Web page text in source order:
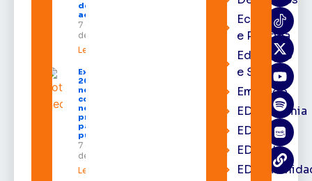
destinados
ao Amapá
7 de agosto
de 2026
Leia mais »
Expofeira
2026 começa
neste sábado
com shows,
negócios e
programação
para todos os
públicos
7 de agosto
de 2026
Leia mais »
Economia
e Política
Educação
e Saúde
Emprego
EDacademia
EDbrasília
EDcast